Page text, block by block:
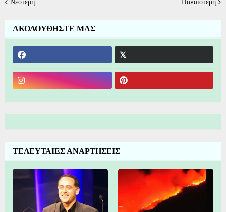
Νεότερη Παλαιότερη
ΑΚΟΛΟΥΘΗΣΤΕ ΜΑΣ
ΤΕΛΕΥΤΑΙΕΣ ΑΝΑΡΤΗΣΕΙΣ